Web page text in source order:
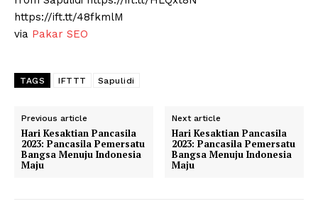
https://ift.tt/48fkmlM
via Pakar SEO
TAGS IFTTT Sapulidi
Previous article
Hari Kesaktian Pancasila
2023: Pancasila Pemersatu
Bangsa Menuju Indonesia
Maju
Next article
Hari Kesaktian Pancasila
2023: Pancasila Pemersatu
Bangsa Menuju Indonesia
Maju